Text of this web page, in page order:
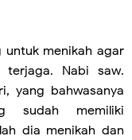
untuk menikah agar
terjaga. Nabi saw.
yang bahwasanya
sudah memiliki
dia menikah dan